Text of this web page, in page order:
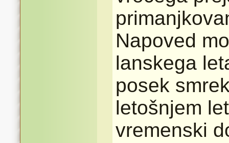
Napoved
lanskega
posek
letošnjem
vremenski